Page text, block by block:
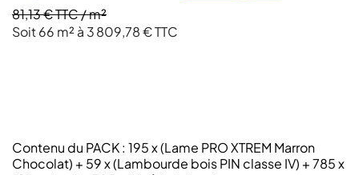
81,13 €TTC/ m²
Soit 66 m² à 3 809,78 € TTC
Contenu du PACK : 195 x (Lame PRO XTREM Marron
Chocolat) + 59 x (Lambourde bois PIN classe IV) + 785 x